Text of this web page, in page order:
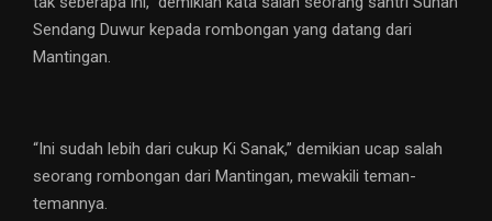
Sendang Duwur kepada rombongan yang datang dari
Mantingan.
“Ini sudah lebih dari cukup Ki Sanak,” demikian ucap salah
seorang rombongan dari Mantingan, mewakili teman-
temannya.